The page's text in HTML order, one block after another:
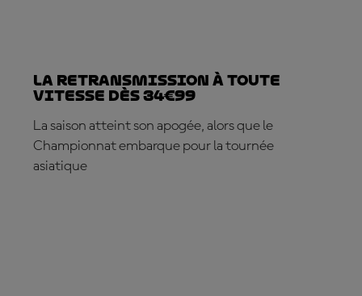
La retransmission à toute
vitesse dès 34€99
La saison atteint son apogée, alors que le
Championnat embarque pour la tournée
asiatique